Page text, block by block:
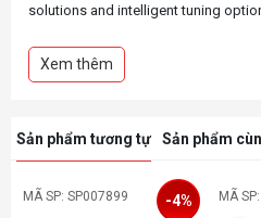
solutions and intelligent tuning
performance optimizations via
features. It’s designed to be
Xem thêm
Sản phẩm tương tự Sản phẩm
MÃ SP: SP007899 -4% MÃ